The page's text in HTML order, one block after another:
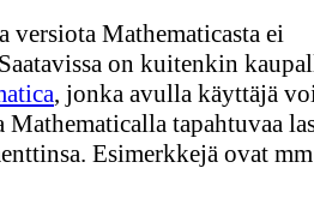
versiota Mathematicasta ei
on kuitenkin
, jonka avulla käyttäjä
tapahtuvaa
Esimerkkejä ovat